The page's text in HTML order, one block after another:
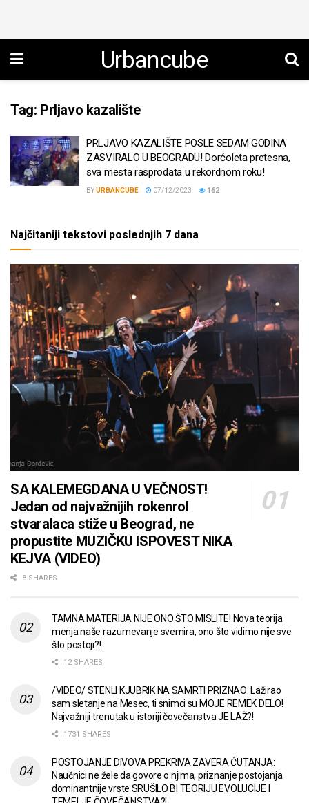
Urbancube
Tag: Prljavo kazalište
PRLJAVO KAZALIŠTE POSLE SEDAM GODINA
ZASVIRALO U BEOGRADU! Dorćoleta pretesna,
sva mesta rasprodata u rekordnom roku!
BYURBANCUBE 07/12/2023 162
Najčitaniji tekstovi poslednjih 7 dana
SA KALEMEGDANA U VEČNOST!
Jedan od najvažnijih rokenrol
stvaralaca stiže u Beograd, ne
propustite MUZIČKU ISPOVEST NIKA
KEJVA (VIDEO)
8 SHARES
TAMNA MATERIJA NIJE ONO ŠTO MISLITE! Nova teorija
menja naše razumevanje svemira, ono što vidimo nije sve
što postoji?!
12 SHARES
/VIDEO/ STENLI KJUBRIK NA SAMRTI PRIZNAO: Lažirao
sam sletanje na Mesec, ti snimci su MOJE REMEK DELO!
Najvažniji trenutak u istoriji čovečanstva JE LAŽ?!
1731 SHARES
POSTOJANJE DIVOVA PREKRIVA ZAVERA ĆUTANJA:
Naučnici ne žele da govore o njima, priznanje postojanja
dominantnije vrste SRUŠILO BI TEORIJU EVOLUCIJE I